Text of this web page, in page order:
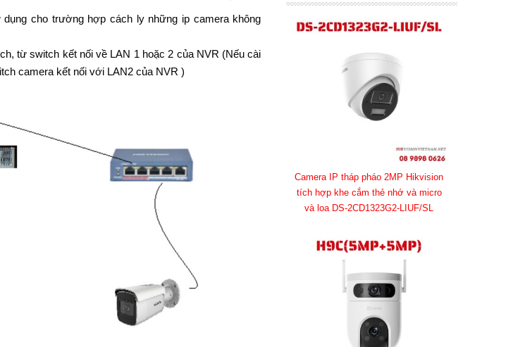
cho trường hợp cách ly những ip camera không
từ switch kết nối về LAN 1 hoặc 2 của NVR (Nếu cài
camera kết nối với LAN2 của NVR )
Camera IP tháp pháo 2MP Hikvision
tích hợp khe cắm thẻ nhớ và micro
và loa DS-2CD1323G2-LIUF/SL